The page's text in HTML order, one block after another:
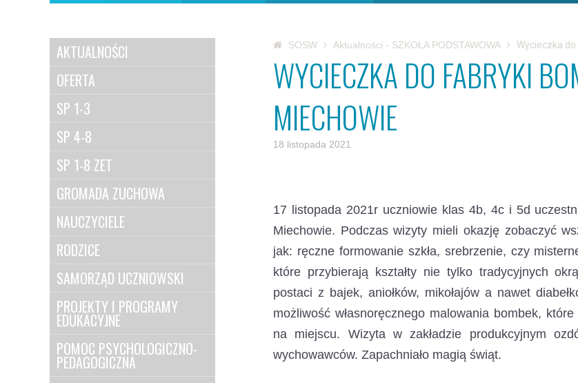
AKTUALNOŚCI
OFERTA
SP 1-3
SP 4-8
SP 1-8 ZET
GROMADA ZUCHOWA
NAUCZYCIELE
RODZICE
SAMORZĄD UCZNIOWSKI
PROJEKTY I PROGRAMY
EDUKACYJNE
POMOC PSYCHOLOGICZNO-
PEDAGOGICZNA
SOSW Aktualności - SZKOŁA PODSTAWOWA Wycieczka
WYCIECZKA DO FABRYKI
MIECHOWIE
18 listopada 2021
17 listopada 2021r uczniowie klas 4b, 4c i 5d
Miechowie. Podczas wizyty mieli okazję zobaczyć
jak: ręczne formowanie szkła, srebrzenie, czy
które przybierają kształty nie tylko tradycyjnych
postaci z bajek, aniołków, mikołajów a nawet
możliwość własnoręcznego malowania bombek,
na miejscu. Wizyta w zakładzie produkcyjnym
wychowawców. Zapachniało magią świąt.